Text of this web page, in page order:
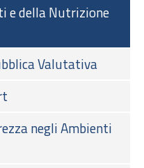
e della Nutrizione
Valutativa
negli Ambienti